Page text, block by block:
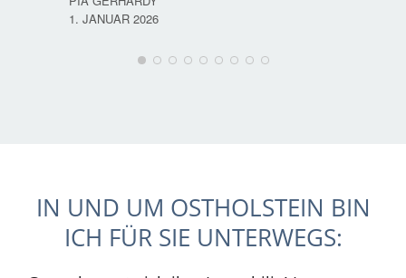
1. JANUAR 2026
IN UND UM OSTHOLSTEIN BIN
ICH FÜR SIE UNTERWEGS: